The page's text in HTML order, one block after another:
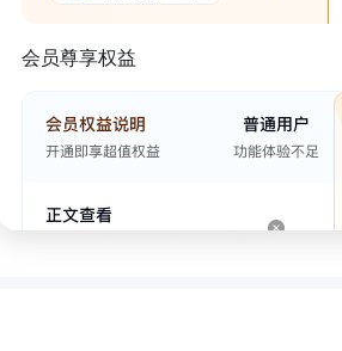
会员尊享权益